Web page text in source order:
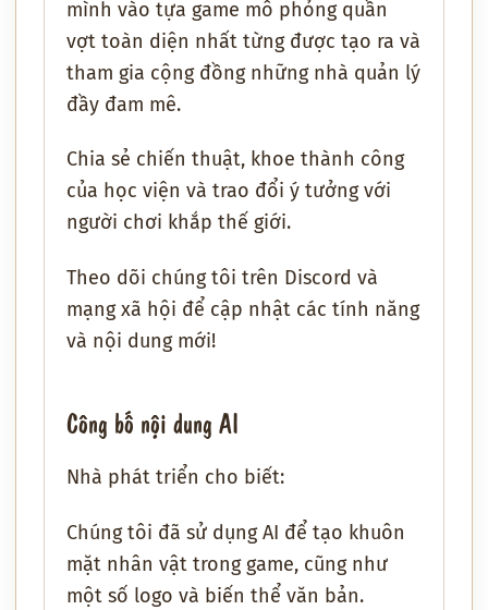
mình vào tựa game mô phỏng quần
vợt toàn diện nhất từng được tạo ra và
tham gia cộng đồng những nhà quản lý
đầy đam mê.
Chia sẻ chiến thuật, khoe thành công
của học viện và trao đổi ý tưởng với
người chơi khắp thế giới.
Theo dõi chúng tôi trên Discord và
mạng xã hội để cập nhật các tính năng
và nội dung mới!
Công bố nội dung AI
Nhà phát triển cho biết:
Chúng tôi đã sử dụng AI để tạo khuôn
mặt nhân vật trong game, cũng như
một số logo và biến thể văn bản.